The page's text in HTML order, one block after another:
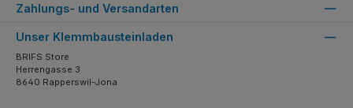
Zahlungs- und Versandarten
Unser Klemmbausteinladen
BRIFS Store
Herrengasse 3
8640 Rapperswil-Jona